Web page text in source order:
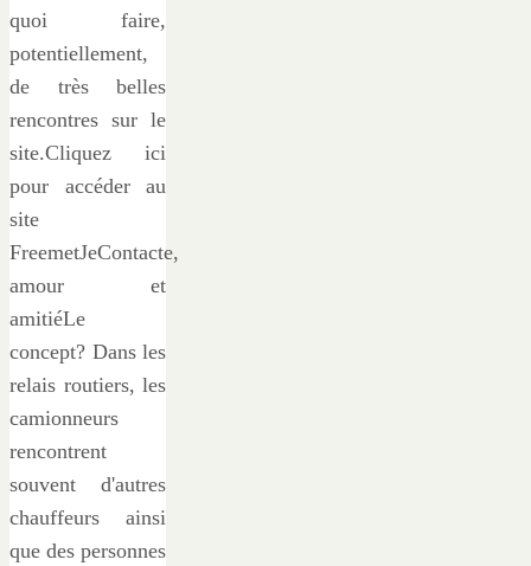
quoi faire,
potentiellement,
de très belles
rencontres sur le
site.Cliquez ici
pour accéder au
site
FreemetJeContacte,
amour et
amitiéLe
concept? Dans les
relais routiers, les
camionneurs
rencontrent
souvent d'autres
chauffeurs ainsi
que des personnes